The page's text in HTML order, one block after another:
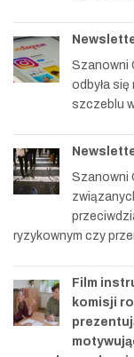
Szanowni
odbyła
szczeblu
Szanowni
ryzykownym czy
Film
komisji